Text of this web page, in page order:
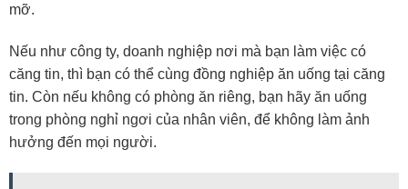
mỡ.
Nếu như công ty, doanh nghiệp nơi mà bạn làm việc có
căng tin, thì bạn có thể cùng đồng nghiệp ăn uống tại căng
tin. Còn nếu không có phòng ăn riêng, bạn hãy ăn uống
trong phòng nghỉ ngơi của nhân viên, để không làm ảnh
hưởng đến mọi người.